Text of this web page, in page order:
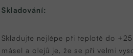
Skladování:
Skladujte nejlépe při teplotě do
másel a olejů je, že se při velmi